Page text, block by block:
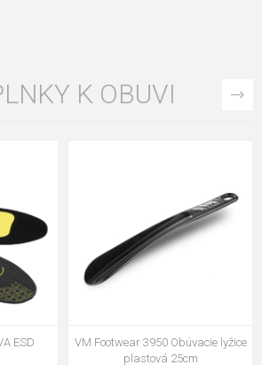
K OBUVI
VM Footwear 3102 Šnúrky ploché